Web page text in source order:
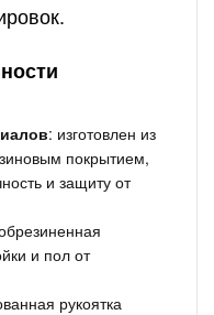
: изготовлен из
покрытием,
и защиту от
и пол от
рукоятка